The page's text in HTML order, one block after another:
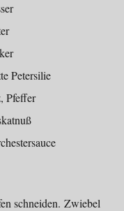
Petersilie
Pfeffer
schneiden. Zwiebel